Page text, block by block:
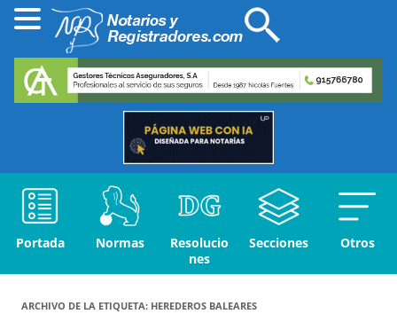
Portada Normas
Resolucio
nes
Secciones Otros
ARCHIVO DE LA ETIQUETA: HEREDEROS BALEARES